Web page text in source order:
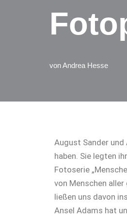
vonAndrea Hesse
August Sander
haben. Sie legten
Fotoserie
von Menschen
ließen uns davon
Ansel Adams hat